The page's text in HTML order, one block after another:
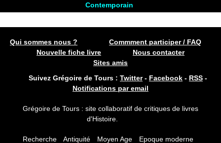
Contemporain
Qui sommes nous ?
Commment participer / FAQ
Nouvelle fiche livre
Nous contacter
Sites amis
Suivez Grégoire de Tours : Twitter- Facebook - RSS -
Notifications par email
Grégoire de Tours : site collaboratif de critiques de livres
d'Histoire.
Recherche Antiquité Moyen Age Epoque moderne